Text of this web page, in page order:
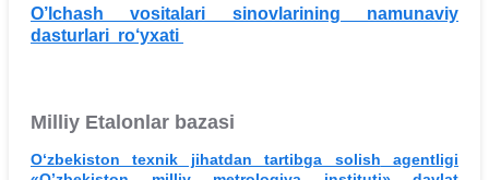
O’lchash vositalari sinovlarining namunaviy
dasturlari ro‘yxati
Milliy Etalonlar bazasi
O‘zbekiston texnik jihatdan tartibga solish agentligi